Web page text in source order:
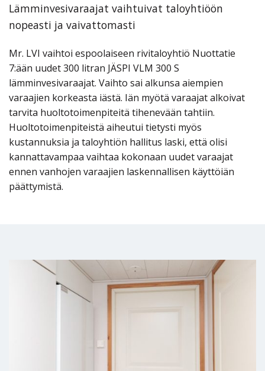
Lämminvesivaraajat vaihtuivat taloyhtiöön
nopeasti ja vaivattomasti
Mr. LVI vaihtoi espoolaiseen rivitaloyhtiö Nuottatie
7:ään uudet 300 litran JÄSPI VLM 300 S
lämminvesivaraajat. Vaihto sai alkunsa aiempien
varaajien korkeasta iästä. Iän myötä varaajat alkoivat
tarvita huoltotoimenpiteitä tihenevään tahtiin.
Huoltotoimenpiteistä aiheutui tietysti myös
kustannuksia ja taloyhtiön hallitus laski, että olisi
kannattavampaa vaihtaa kokonaan uudet varaajat
ennen vanhojen varaajien laskennallisen käyttöiän
päättymistä.